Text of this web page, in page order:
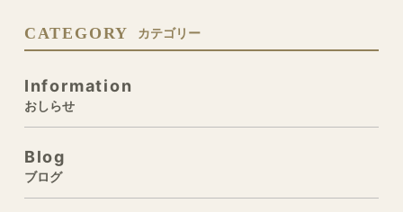
CATEGORY カテゴリー
Information
おしらせ
Blog
ブログ